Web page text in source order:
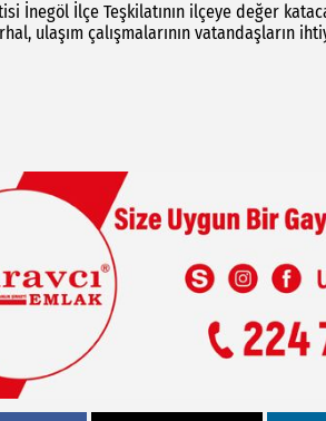
İnegöl İlçe Teşkilatının ilçeye değer
ulaşım çalışmalarının vatandaşların